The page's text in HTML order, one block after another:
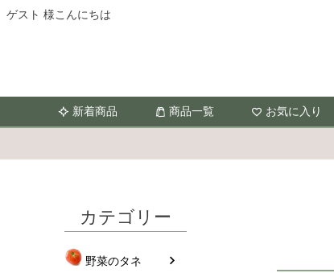
ゲスト 様こんにちは
新着商品 商品一覧 お気に入り
カテゴリー
野菜のタネ